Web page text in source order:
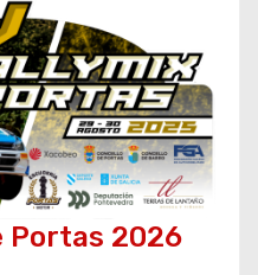
Portas 2026